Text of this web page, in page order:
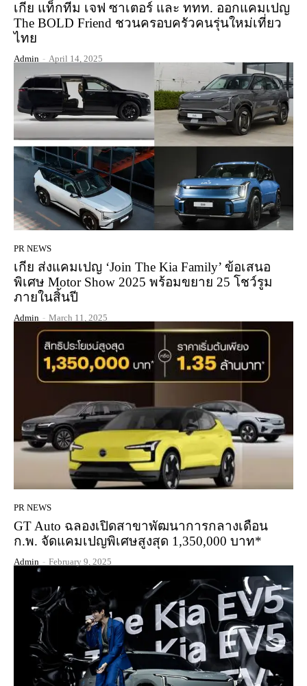
เกีย แท็กทีม เจฟ ซาเตอร์ และ ททท. ออกแคมเปญ
The BOLD Friend ชวนครอบครัวคนรุ่นใหม่เที่ยว
ไทย
Admin - April 14, 2025
PR NEWS
เกีย ส่งแคมเปญ ‘Join The Kia Family’ ข้อเสนอ
พิเศษ Motor Show 2025 พร้อมขยาย 25 โชว์รูม
ภายในสิ้นปี
Admin - March 11, 2025
PR NEWS
GT Auto ฉลองเปิดสาขาพัฒนาการกลางเดือน
ก.พ. จัดแคมเปญพิเศษสูงสุด 1,350,000 บาท*
Admin - February 9, 2025